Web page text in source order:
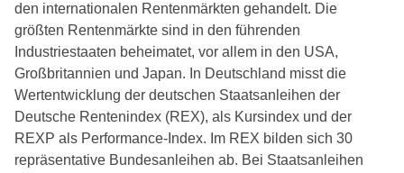
den internationalen Rentenmärkten gehandelt. Die
größten Rentenmärkte sind in den führenden
Industriestaaten beheimatet, vor allem in den USA,
Großbritannien und Japan. In Deutschland misst die
Wertentwicklung der deutschen Staatsanleihen der
Deutsche Rentenindex (REX), als Kursindex und der
REXP als Performance-Index. Im REX bilden sich 30
repräsentative Bundesanleihen ab. Bei Staatsanleihen